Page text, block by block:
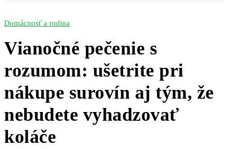
Domácnosť a rodina
Vianočné pečenie s
rozumom: ušetrite pri
nákupe surovín aj tým, že
nebudete vyhadzovať
koláče